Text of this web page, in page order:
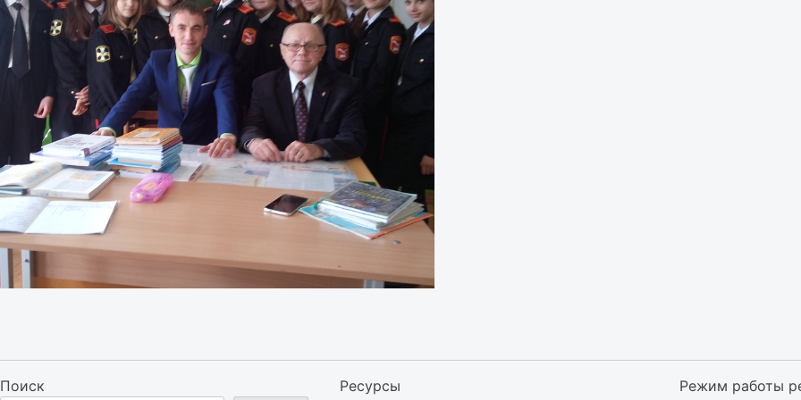
Поиск
Ресурсы
Режим работы